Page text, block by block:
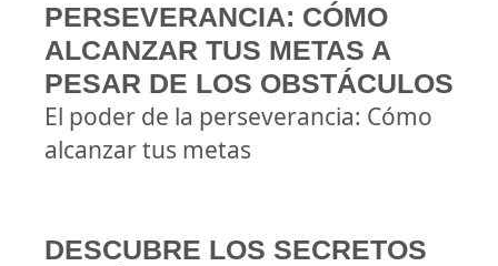
PERSEVERANCIA: CÓMO
ALCANZAR TUS METAS A
PESAR DE LOS OBSTÁCULOS
El poder de la perseverancia: Cómo
alcanzar tus metas
DESCUBRE LOS SECRETOS